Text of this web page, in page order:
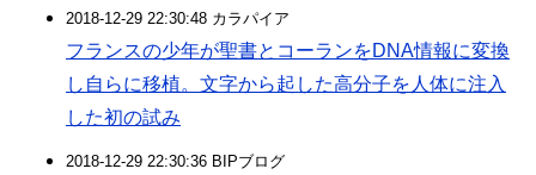
2018-12-29 22:30:48 カラパイア
フランスの少年が聖書とコーランをDNA情報に変換
し自らに移植。文字から起した高分子を人体に注入
した初の試み
2018-12-29 22:30:36 BIPブログ